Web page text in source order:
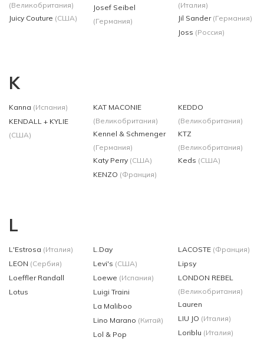
(Великобритания)
Juicy Couture (США)
Josef Seibel
(Германия)
(Италия)
Jil Sander (Германия)
Joss (Россия)
K
Kanna (Испания)
KENDALL + KYLIE
(США)
KAT MACONIE
(Великобритания)
Kennel & Schmenger
(Германия)
Katy Perry (США)
KENZO (Франция)
KEDDO
(Великобритания)
KTZ
(Великобритания)
Keds (США)
L
L'Estrosa (Италия)
LEON (Сербия)
Loeffler Randall
Lotus
L.Day
Levi's (США)
Loewe (Испания)
Luigi Traini
La Maliboo
Lino Marano (Китай)
Lol & Pop
LACOSTE (Франция)
Lipsy
LONDON REBEL
(Великобритания)
Lauren
LIU JO (Италия)
Loriblu (Италия)